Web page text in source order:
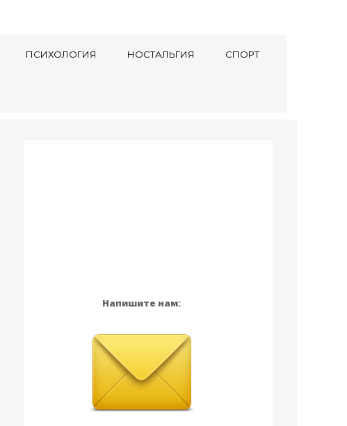
ПСИХОЛОГИЯ НОСТАЛЬГИЯ СПОРТ
Напишите нам: